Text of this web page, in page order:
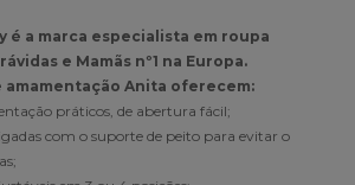
é a marca especialista em roupa
e Mamãs nº1 na Europa.
amamentação Anita oferecem:
práticos, de abertura fácil;
com o suporte de peito para evitar o